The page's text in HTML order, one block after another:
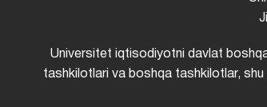
Universitet iqtisodiyotni davlat
tashkilotlari va boshqa tashkilotlar, shu